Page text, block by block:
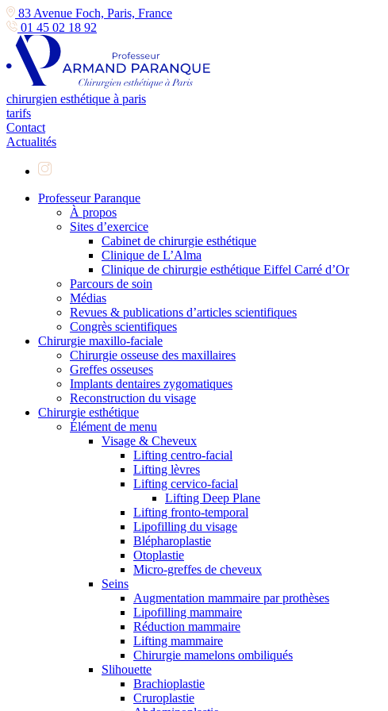
83 Avenue Foch, Paris, France
01 45 02 18 92
chirurgien esthétique à paris
tarifs
Contact
Actualités
Professeur Paranque
À propos
Sites d’exercice
Cabinet de chirurgie esthétique
Clinique de L’Alma
Clinique de chirurgie esthétique Eiffel Carré d’Or
Parcours de soin
Médias
Revues & publications d’articles scientifiques
Congrès scientifiques
Chirurgie maxillo-faciale
Chirurgie osseuse des maxillaires
Greffes osseuses
Implants dentaires zygomatiques
Reconstruction du visage
Chirurgie esthétique
Élément de menu
Visage & Cheveux
Lifting centro-facial
Lifting lèvres
Lifting cervico-facial
Lifting Deep Plane
Lifting fronto-temporal
Lipofilling du visage
Blépharoplastie
Otoplastie
Micro-greffes de cheveux
Seins
Augmentation mammaire par prothèses
Lipofilling mammaire
Réduction mammaire
Lifting mammaire
Chirurgie mamelons ombiliqués
Slihouette
Brachioplastie
Cruroplastie